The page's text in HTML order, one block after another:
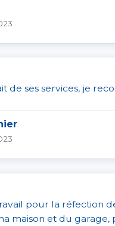
de ses services, je
pour la réfection
maison et du garage,